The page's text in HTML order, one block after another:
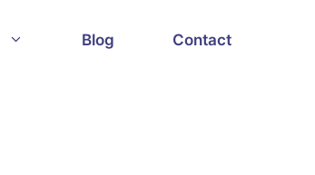
Blog Contact